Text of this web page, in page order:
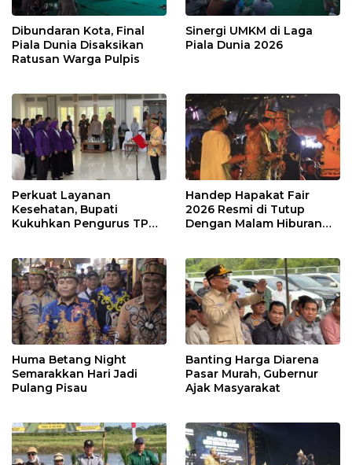
Dibundaran Kota, Final
Piala Dunia Disaksikan
Ratusan Warga Pulpis
Sinergi UMKM di Laga
Piala Dunia 2026
Perkuat Layanan
Kesehatan, Bupati
Kukuhkan Pengurus TP
Handep Hapakat Fair
2026 Resmi di Tutup
Dengan Malam Hiburan
Huma Betang Night
Semarakkan Hari Jadi
Pulang Pisau
Banting Harga Diarena
Pasar Murah, Gubernur
Ajak Masyarakat